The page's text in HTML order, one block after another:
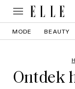
MODE BEAUTY
Ontdek